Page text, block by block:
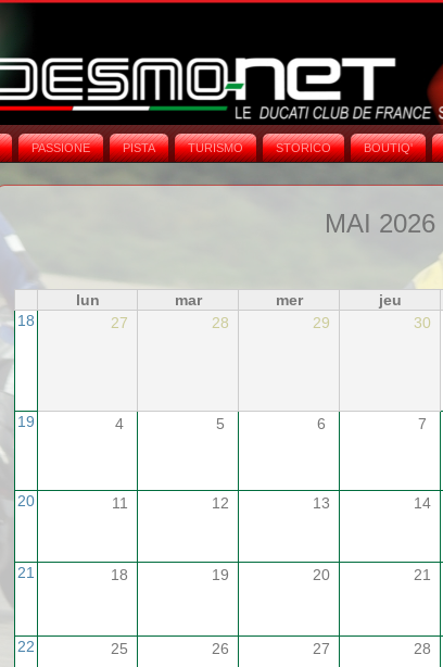
PASSIONE PISTA TURISMO STORICO BOUTIQ'
MAI 2026
lun mar mer jeu
18
27 28 29 30
19 4 5 6 7
20 11 12 13 14
21 18 19 20 21
22 25 26 27 28